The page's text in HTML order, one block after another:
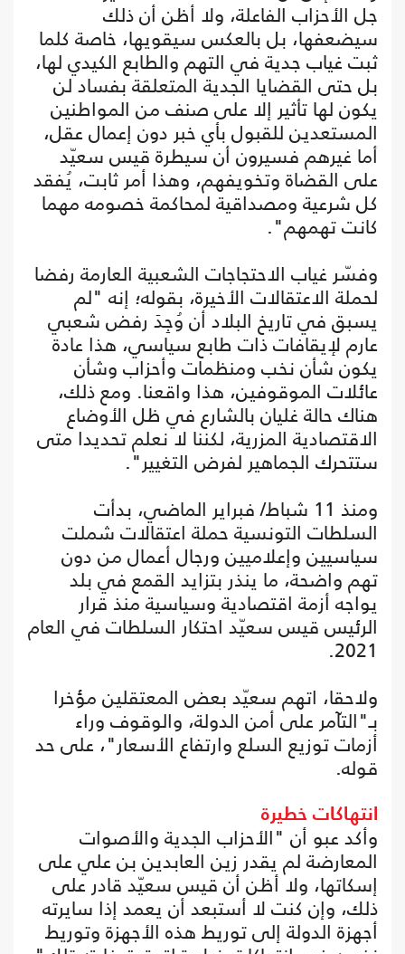
جل الأحزاب الفاعلة، ولا أظن أن ذلك
سيضعفها، بل بالعكس سيقويها، خاصة كلما
ثبت غياب جدية في التهم والطابع الكيدي لها،
بل حتى القضايا الجدية المتعلقة بفساد لن
يكون لها تأثير إلا على صنف من المواطنين
المستعدين للقبول بأي خبر دون إعمال عقل،
أما غيرهم فسيرون أن سيطرة قيس سعيّد
على القضاة وتخويفهم، وهذا أمر ثابت، يُفقد
كل شرعية ومصداقية لمحاكمة خصومه مهما
كانت تهمهم".
وفسّر غياب الاحتجاجات الشعبية العارمة رفضا
لحملة الاعتقالات الأخيرة، بقوله؛ إنه "لم
يسبق في تاريخ البلاد أن وُجِدَ رفض شعبي
عارم لإيقافات ذات طابع سياسي، هذا عادة
يكون شأن نخب ومنظمات وأحزاب وشأن
عائلات الموقوفين، هذا واقعنا. ومع ذلك،
هناك حالة غليان بالشارع في ظل الأوضاع
الاقتصادية المزرية، لكننا لا نعلم تحديدا متى
ستتحرك الجماهير لفرض التغيير".
ومنذ 11 شباط/ فبراير الماضي، بدأت
السلطات التونسية حملة اعتقالات شملت
سياسيين وإعلاميين ورجال أعمال من دون
تهم واضحة، ما ينذر بتزايد القمع في بلد
يواجه أزمة اقتصادية وسياسية منذ قرار
الرئيس قيس سعيّد احتكار السلطات في العام
2021.
ولاحقا، اتهم سعيّد بعض المعتقلين مؤخرا
بـ"التآمر على أمن الدولة، والوقوف وراء
أزمات توزيع السلع وارتفاع الأسعار"، على حد
قوله.
انتهاكات خطيرة
وأكد عبو أن "الأحزاب الجدية والأصوات
المعارضة لم يقدر زين العابدين بن علي على
إسكاتها، ولا أظن أن قيس سعيّد قادر على
ذلك، وإن كنت لا أستبعد أن يعمد إذا سايرته
أجهزة الدولة إلى توريط هذه الأجهزة وتوريط